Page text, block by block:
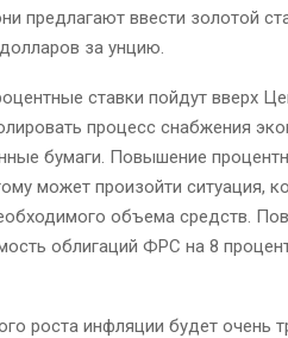
предлагают ввести золотой
за унцию.
ставки пойдут вверх
процесс снабжения
бумаги. Повышение
может произойти ситуация,
объема средств.
облигаций ФРС на 8
роста инфляции будет очень